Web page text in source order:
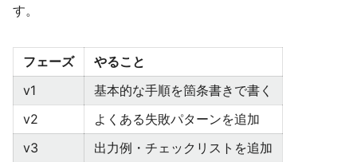
す。
フェーズ
やること
v1
基本的な手順を箇条書きで書く
v2
よくある失敗パターンを追加
v3
出力例・チェックリストを追加